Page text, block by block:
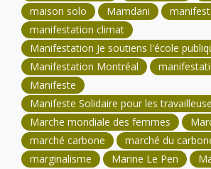
maison solo Mamdani
manifestation climat
Manifestation Je soutiens l'école
Manifestation Montréal
Manifeste
Manifeste Solidaire pour les
Marche mondiale des femmes
marché carbone
marché du
marginalisme
Marine Le Pen